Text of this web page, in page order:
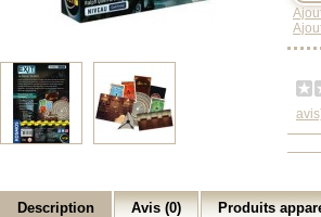
Description Avis (0) Produits